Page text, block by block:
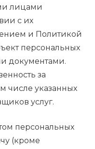
лицами
с их
и Политикой
персональных
документами.
за
числе указанных
услуг.
персональных
(кроме